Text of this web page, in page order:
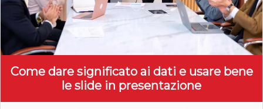
Come dare significato ai dati e usare bene
le slide in presentazione